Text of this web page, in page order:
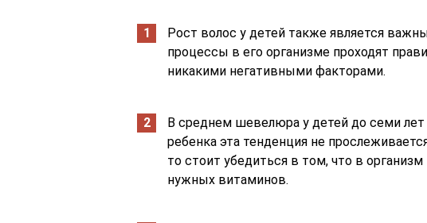
Рост волос у детей также является
процессы в его организме проходят
никакими негативными факторами.
В среднем шевелюра у детей до семи лет
ребенка эта тенденция не
то стоит убедиться в том, что в
нужных витаминов.